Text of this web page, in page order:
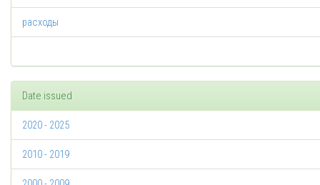
расходы
Date issued
2020 - 2025
2010 - 2019